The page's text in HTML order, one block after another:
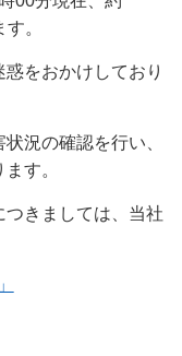
。
をおかけしており
況の確認を行い、
す。
きましては、当社